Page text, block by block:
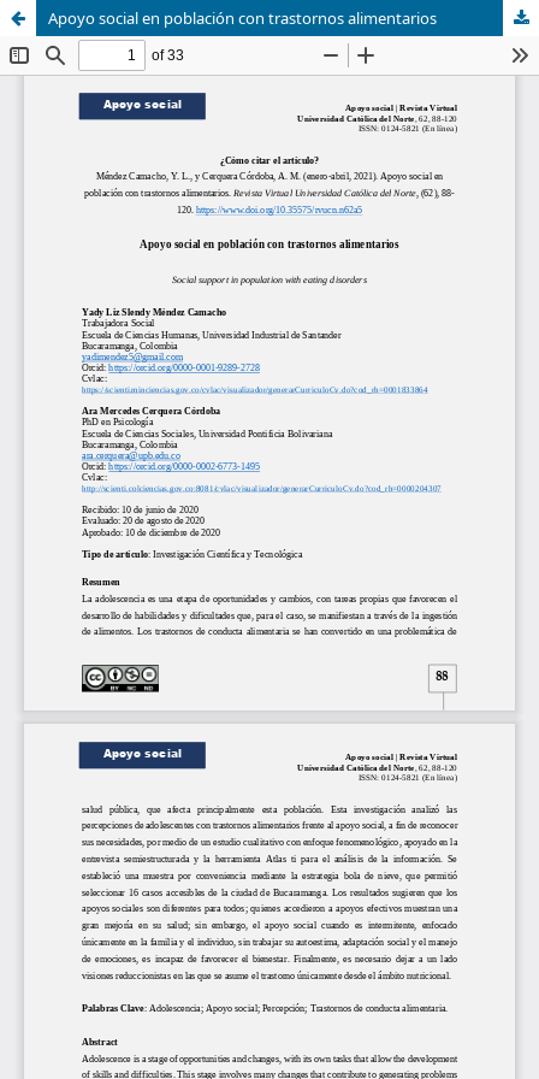
Apoyo social en población con trastornos alimentarios